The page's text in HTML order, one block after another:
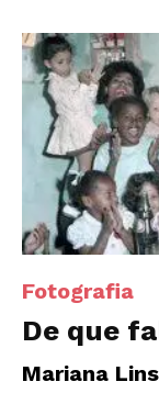
Fotografia
De que
Mariana